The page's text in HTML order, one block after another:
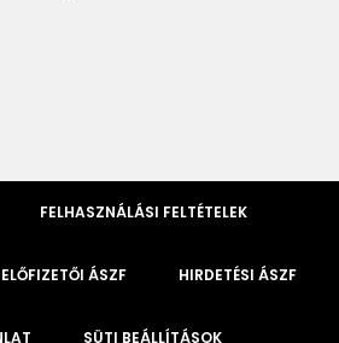
FELHASZNÁLÁSI FELTÉTELEK
ELŐFIZETŐI ÁSZF HIRDETÉSI ÁSZF
SÜTI BEÁLLÍTÁSOK